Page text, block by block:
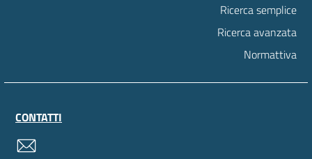
Ricerca semplice
Ricerca avanzata
Normattiva
CONTATTI